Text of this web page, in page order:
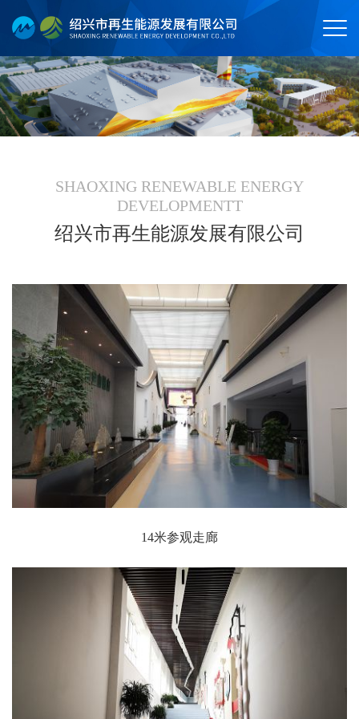
SHAOXING RENEWABLE ENERGY
DEVELOPMENTT
绍兴市再生能源发展有限公司
14米参观走廊